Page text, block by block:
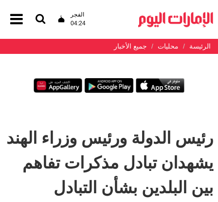
الفجر
04:24
الرئيسة محليات جميع الأخبار
رئيس الدولة ورئيس وزراء الهند
يشهدان تبادل مذكرات تفاهم
بين البلدين بشأن التبادل